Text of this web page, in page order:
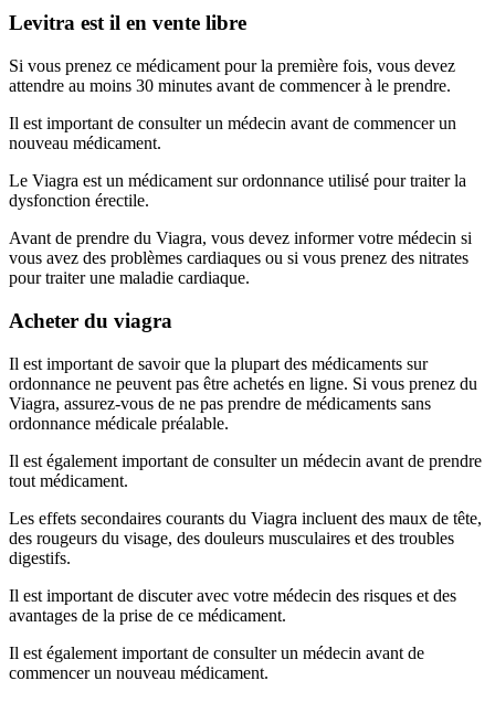
Levitra est il en vente libre
Si vous prenez ce médicament pour la première fois, vous devez
attendre au moins 30 minutes avant de commencer à le prendre.
Il est important de consulter un médecin avant de commencer un
nouveau médicament.
Le Viagra est un médicament sur ordonnance utilisé pour traiter la
dysfonction érectile.
Avant de prendre du Viagra, vous devez informer votre médecin si
vous avez des problèmes cardiaques ou si vous prenez des nitrates
pour traiter une maladie cardiaque.
Acheter du viagra
Il est important de savoir que la plupart des médicaments sur
ordonnance ne peuvent pas être achetés en ligne. Si vous prenez du
Viagra, assurez-vous de ne pas prendre de médicaments sans
ordonnance médicale préalable.
Il est également important de consulter un médecin avant de prendre
tout médicament.
Les effets secondaires courants du Viagra incluent des maux de tête,
des rougeurs du visage, des douleurs musculaires et des troubles
digestifs.
Il est important de discuter avec votre médecin des risques et des
avantages de la prise de ce médicament.
Il est également important de consulter un médecin avant de
commencer un nouveau médicament.